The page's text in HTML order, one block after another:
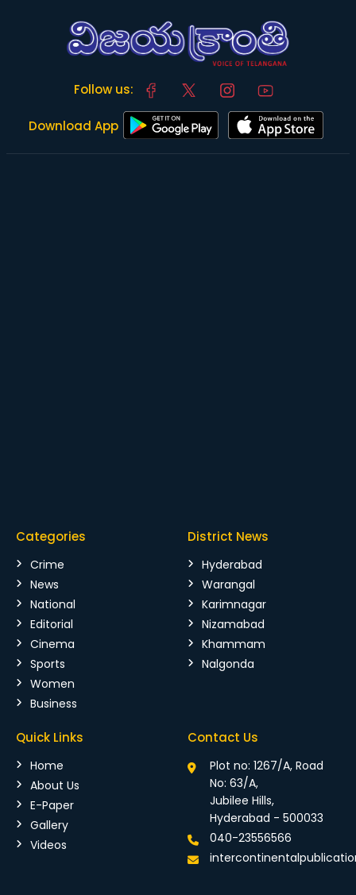
Follow us:
Download App
Categories
Crime
News
National
Editorial
Cinema
Sports
Women
Business
District News
Hyderabad
Warangal
Karimnagar
Nizamabad
Khammam
Nalgonda
Quick Links
Home
About Us
E-Paper
Gallery
Videos
Contact Us
Plot no: 1267/A, Road
No: 63/A,
Jubilee Hills,
Hyderabad - 500033
040-23556566